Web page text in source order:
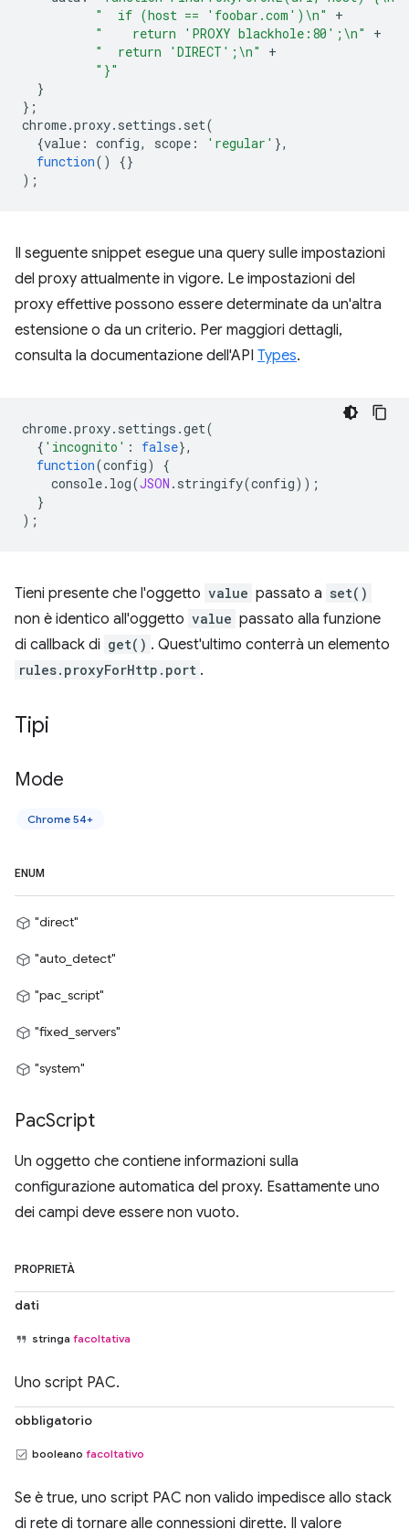
"  if (host == 'foobar.com')\n"
+
"    return 'PROXY blackhole:80';\n"
+
"  return 'DIRECT';\n"
+
"}"
}
};
chrome.proxy. settings . set(
{value : config, scope : 'regular' },
function()
{}
);
Il seguente snippet esegue una query sulle impostazioni
del proxy attualmente in vigore. Le impostazioni del
proxy effettive possono essere determinate da un'altra
estensione o da un criterio. Per maggiori dettagli,
consulta la documentazione dell'API Types.
chrome.proxy. settings .get(
{ 'incognito' : false},
function(config)
{
console. log(JSON . stringify(config));
}
);
Tieni presente che l'oggetto value passato a set()
non è identico all'oggetto value passato alla funzione
di callback di get() . Quest'ultimo conterrà un elemento
rules.proxyForHttp.port .
Tipi
Mode
Chrome 54+
ENUM
"direct"
"auto_detect"
"pac_script"
"fixed_servers"
"system"
PacScript
Un oggetto che contiene informazioni sulla
configurazione automatica del proxy. Esattamente uno
dei campi deve essere non vuoto.
PROPRIETÀ
dati
stringa facoltativa
Uno script PAC.
obbligatorio
booleano facoltativo
Se è true, uno script PAC non valido impedisce allo stack
di rete di tornare alle connessioni dirette. Il valore